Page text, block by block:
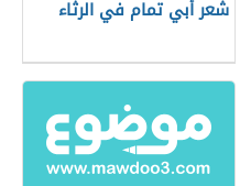
شعر أبي تمام في الرثاء